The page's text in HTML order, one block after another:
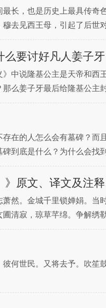
长，也是历史上最具传奇
去见西王母，引起了后世
记载，周穆王人到中年，
要讨好凡人姜子牙
中说隆基公主是天帝和西
么姜子牙最后给隆基公主
须遵守。隆基公主因思念
在的人怎么会有墓碑？而
到底是什么？为什么会找
考古学家发现了一个"野
》原文、译文及注释
然。金城千里锁婵娟。当
清寂，琼草芊绵。争解绣
弦。宛若帝所钧天。稚颜
何世民。又将去予。吹笙